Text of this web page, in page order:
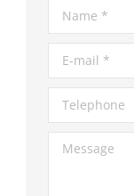
Name *
E-mail *
Telephone
Message